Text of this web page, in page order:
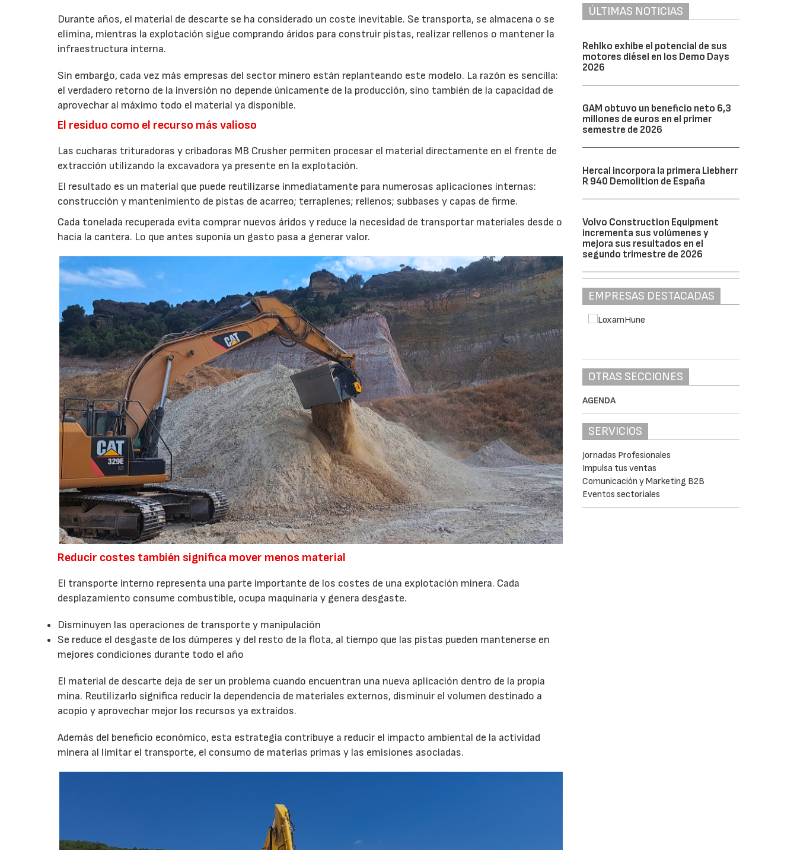
Durante años, el material de descarte se ha considerado un coste inevitable. Se transporta, se almacena o se
elimina, mientras la explotación sigue comprando áridos para construir pistas, realizar rellenos o mantener la
infraestructura interna.
Sin embargo, cada vez más empresas del sector minero están replanteando este modelo. La razón es sencilla:
el verdadero retorno de la inversión no depende únicamente de la producción, sino también de la capacidad de
aprovechar al máximo todo el material ya disponible.
El residuo como el recurso más valioso
Las cucharas trituradoras y cribadoras MB Crusher permiten procesar el material directamente en el frente de
extracción utilizando la excavadora ya presente en la explotación.
El resultado es un material que puede reutilizarse inmediatamente para numerosas aplicaciones internas:
construcción y mantenimiento de pistas de acarreo; terraplenes; rellenos; subbases y capas de firme.
Cada tonelada recuperada evita comprar nuevos áridos y reduce la necesidad de transportar materiales desde o
hacia la cantera. Lo que antes suponía un gasto pasa a generar valor.
Reducir costes también significa mover menos material
El transporte interno representa una parte importante de los costes de una explotación minera. Cada
desplazamiento consume combustible, ocupa maquinaria y genera desgaste.
Disminuyen las operaciones de transporte y manipulación
Se reduce el desgaste de los dúmperes y del resto de la flota, al tiempo que las pistas pueden mantenerse en
mejores condiciones durante todo el año
El material de descarte deja de ser un problema cuando encuentran una nueva aplicación dentro de la propia
mina. Reutilizarlo significa reducir la dependencia de materiales externos, disminuir el volumen destinado a
acopio y aprovechar mejor los recursos ya extraídos.
Además del beneficio económico, esta estrategia contribuye a reducir el impacto ambiental de la actividad
minera al limitar el transporte, el consumo de materias primas y las emisiones asociadas.
ÚLTIMAS NOTICIAS
Rehlko exhibe el potencial de sus
motores diésel en los Demo Days
2026
GAM obtuvo un beneficio neto 6,3
millones de euros en el primer
semestre de 2026
Hercal incorpora la primera Liebherr
R 940 Demolition de España
Volvo Construction Equipment
incrementa sus volúmenes y
mejora sus resultados en el
segundo trimestre de 2026
EMPRESAS DESTACADAS
OTRAS SECCIONES
AGENDA
SERVICIOS
Jornadas Profesionales
Impulsa tus ventas
Comunicación y Marketing B2B
Eventos sectoriales